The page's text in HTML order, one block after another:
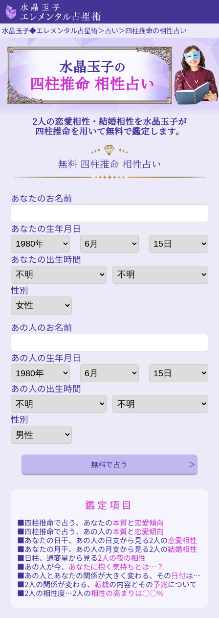
水晶玉子◆エレメンタル占星術＞占い＞四柱推命の相性占い
水晶玉子の
四柱推命 相性占い
2人の恋愛相性・結婚相性を水晶玉子が
四柱推命を用いて無料で鑑定します。
無料 四柱推命 相性占い
あなたのお名前
あなたの生年月日
あなたの出生時間
性別
あの人のお名前
あの人の生年月日
あの人の出生時間
性別
無料で占う
鑑定項目
四柱推命で占う、あなたの本質と恋愛傾向
四柱推命で占う、あの人の本質と恋愛傾向
あなたの日干、あの人の日支から見る2人の恋愛相性
あなたの月干、あの人の月支から見る2人の結婚相性
日柱、通変星から見る2人の夜の相性
あの人が今、 あなたに抱く気持ちとは…？
あの人とあなたの関係が大きく変わる、その日付は…
2人の関係が変わる、 転機の内容とその予兆について
2人の相性度…2人の相性の高まりは○○%